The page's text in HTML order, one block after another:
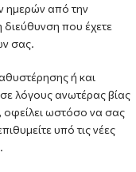
ημερών από την
που έχετε
σας.
ή και
λόγους ανωτέρας βίας
οφείλει ωστόσο να σας
υπό τις νέες